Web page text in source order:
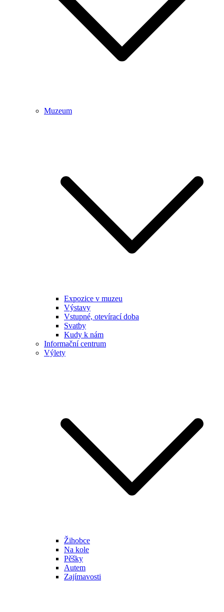
Muzeum
Expozice v muzeu
Výstavy
Vstupné, otevírací doba
Svatby
Kudy k nám
Informační centrum
Výlety
Žihobce
Na kole
Pěšky
Autem
Zajímavosti